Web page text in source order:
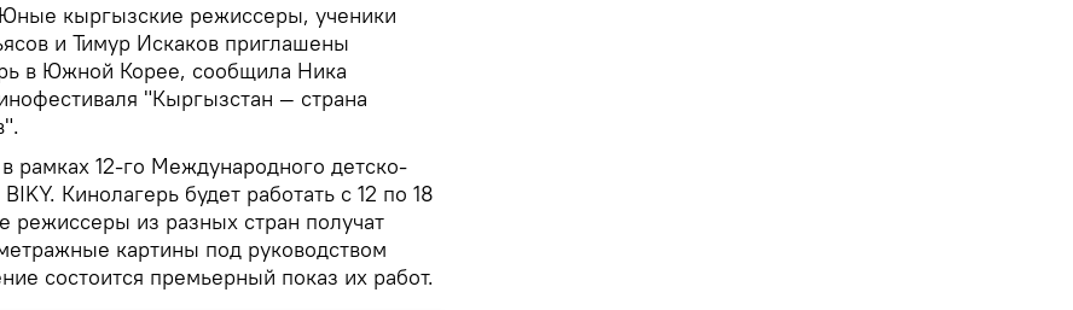
Юные кыргызские режиссеры, ученики
и Тимур Искаков приглашены
в Южной Корее, сообщила Ника
"Кыргызстан — страна
рамках 12-го Международного детско-
Кинолагерь будет работать с 12 по 18
из разных стран получат
картины под руководством
состоится премьерный показ их работ.